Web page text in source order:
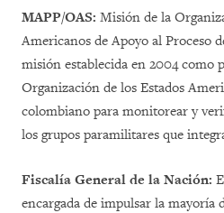
MAPP/OAS: Misión de la
Americanos de Apoyo al Proceso
misión establecida en 2004 como
Organización de los Estados
colombiano para monitorear y
los grupos paramilitares que
Fiscalía General de la Nación:
encargada de impulsar la mayoría